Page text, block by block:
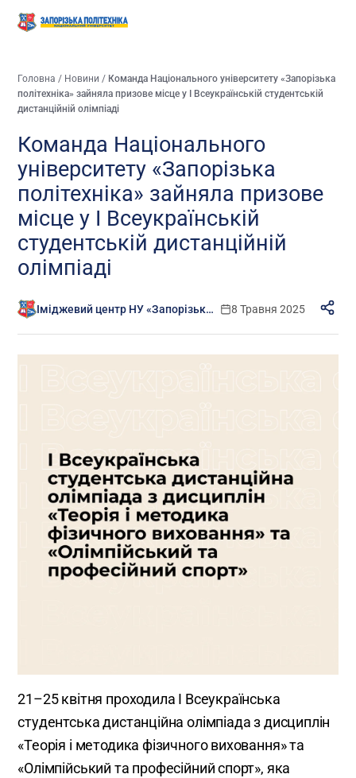
Головна / Новини / Команда Національного університету «Запорізька
політехніка» зайняла призове місце у I Всеукраїнській студентській
дистанційній олімпіаді
Команда Національного
університету «Запорізька
політехніка» зайняла призове
місце у I Всеукраїнській
студентській дистанційній
олімпіаді
Іміджевий центр НУ «Запорізька політехніка» 8 Травня 2025
21–25 квітня проходила I Всеукраїнська
студентська дистанційна олімпіада з дисциплін
«Теорія і методика фізичного виховання» та
«Олімпійський та професійний спорт», яка